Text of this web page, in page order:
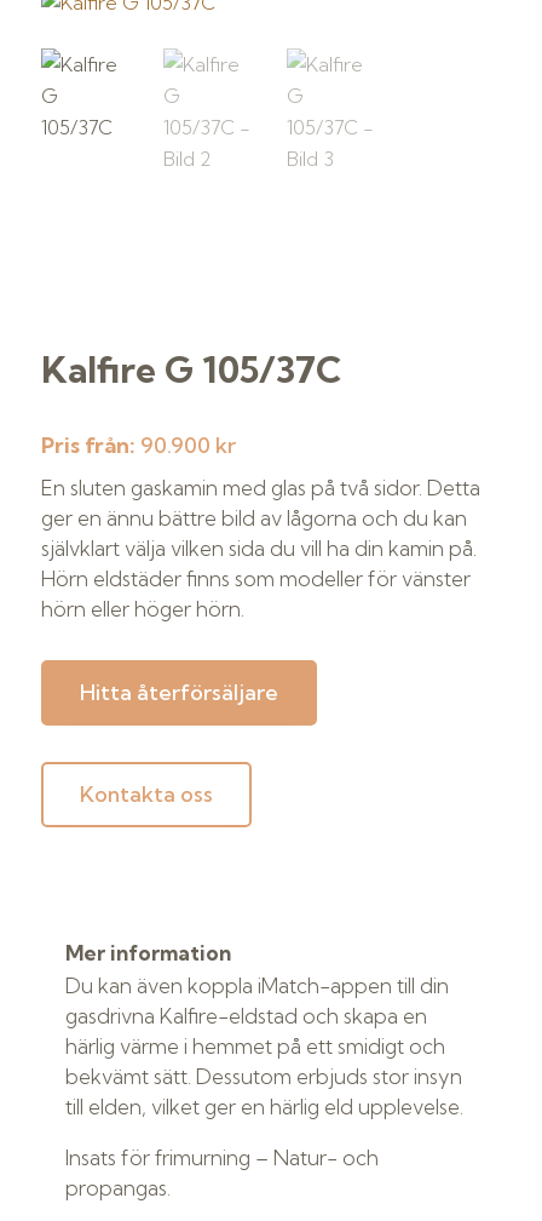
Kalfire G 105/37C
Pris från: 90.900 kr
En sluten gaskamin med glas på två sidor. Detta
ger en ännu bättre bild av lågorna och du kan
självklart välja vilken sida du vill ha din kamin på.
Hörn eldstäder finns som modeller för vänster
hörn eller höger hörn.
Hitta återförsäljare
Kontakta oss
Mer information
Du kan även koppla iMatch-appen till din
gasdrivna Kalfire-eldstad och skapa en
härlig värme i hemmet på ett smidigt och
bekvämt sätt. Dessutom erbjuds stor insyn
till elden, vilket ger en härlig eld upplevelse.
Insats för frimurning – Natur- och
propangas.